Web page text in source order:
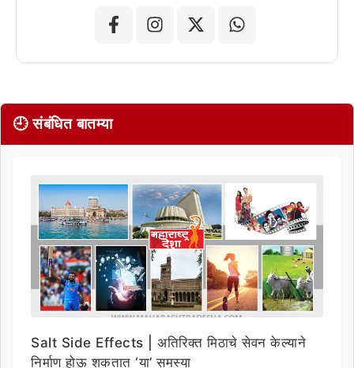
🕘 संबंधित बातम्या
Salt Side Effects | अतिरिक्त मिठाचे सेवन केल्याने
निर्माण होऊ शकतात ‘या’ समस्या